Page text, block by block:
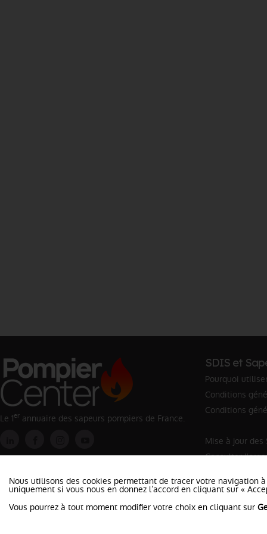
Le 1er annuaire des sapeurs pompiers de France.
SDIS et
Pourquoi
Conditions
Conditions
Mise à jour des
Consulter
Nous utilisons des cookies permettant de tracer votre navigation
uniquement si vous nous en donnez l’accord en cliquant sur «
Vous pourrez à tout moment modifier votre choix en cliquant sur